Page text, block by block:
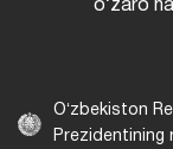
oʻzaro
Oʻzbekiston
Prezidentining